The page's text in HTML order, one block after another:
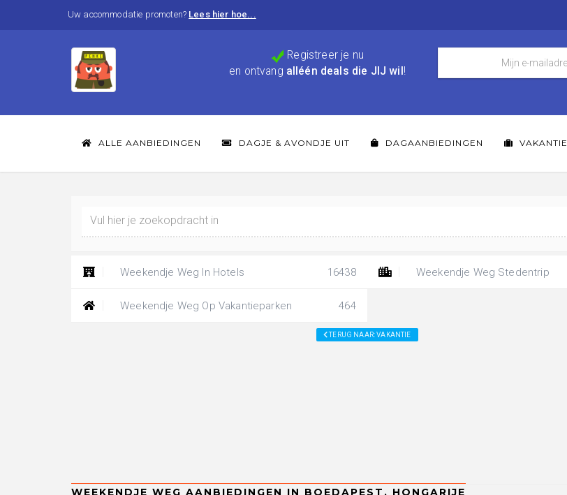
Uw accommodatie promoten? Lees hier hoe...
Registreer je nu
en ontvang alléén deals die JIJ wil !
ALLE AANBIEDINGEN DAGJE & AVONDJE UIT DAGAANBIEDINGEN VAKANTIE
Weekendje Weg In Hotels 16438
Weekendje Weg Op Vakantieparken 464
Weekendje Weg Stedentrip
TERUG NAAR: VAKANTIE